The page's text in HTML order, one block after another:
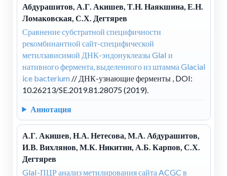
Абдурашитов, А.Г. Акишев, Т.Н. Наякшина, Е.Н.
Ломаковская, С.Х. Дегтярев
Сравнение субстратной специфичности
рекомбинантной сайт-специфической
метилзависимой ДНК-эндонуклеазы GlaI и
нативного фермента, выделенного из штамма Glacial
ice bacterium // ДНК-узнающие ферменты , DOI:
10.26213/SE.2019.81.28075 (2019).
Аннотация
А.Г. Акишев, Н.А. Нетесова, М.А. Абдурашитов,
И.В. Вихлянов, М.К. Никитин, А.Б. Карпов, С.Х.
Дегтярев
GlaI-ПЦР анализ метилирования сайта ACGC в